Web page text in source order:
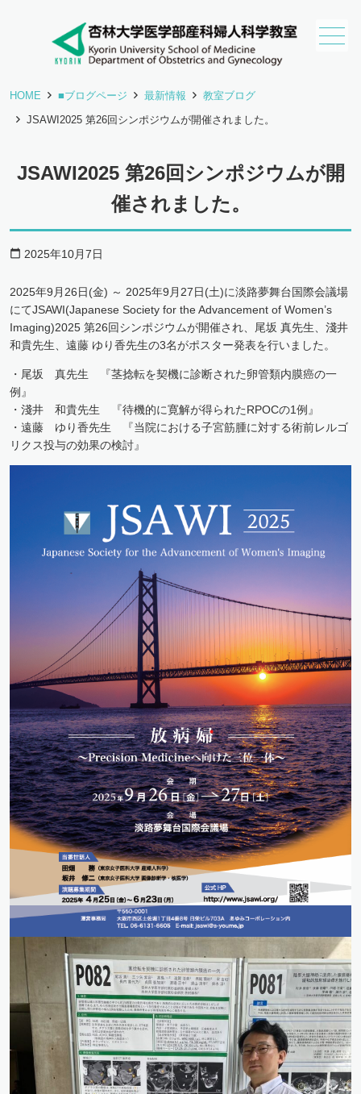
HOME ■ブログページ 最新情報
教室ブログ
JSAWI2025 第26回シンポジウムが開催されました。
JSAWI2025 第26回シンポジウムが開
催されました。
calendar_today 2025年10月7日
2025年9月26日(金) ～ 2025年9月27日(土)に淡路夢舞台国際会議場
にてJSAWI(Japanese Society for the Advancement of Women’s
Imaging)2025 第26回シンポジウムが開催され、尾坂 真先生、淺井
和貴先生、遠藤 ゆり香先生の3名がポスター発表を行いました。
・尾坂 真先生 『茎捻転を契機に診断された卵管類内膜癌の一
例』
・淺井 和貴先生 『待機的に寛解が得られたRPOCの1例』
・遠藤 ゆり香先生 『当院における子宮筋腫に対する術前レルゴ
リクス投与の効果の検討』